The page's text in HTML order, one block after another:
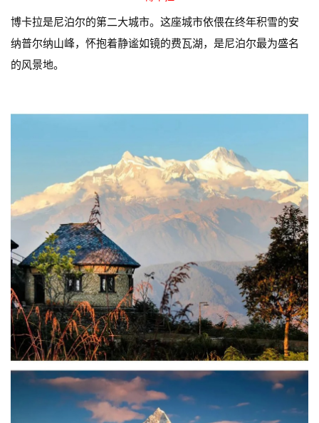
博卡拉是尼泊尔的第二大城市。这座城市依偎在终年积雪的安
纳普尔纳山峰，怀抱着静谧如镜的费瓦湖，是尼泊尔最为盛名
的风景地。